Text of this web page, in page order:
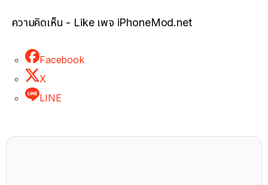
ความคิดเห็น - Like เพจ iPhoneMod.net
Facebook
X
LINE